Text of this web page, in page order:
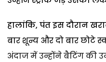
हालांकि, पंत इस दौरान
बार शून्य और दो बार छोटे
अंदाज में उन्होंने बैटिंग की